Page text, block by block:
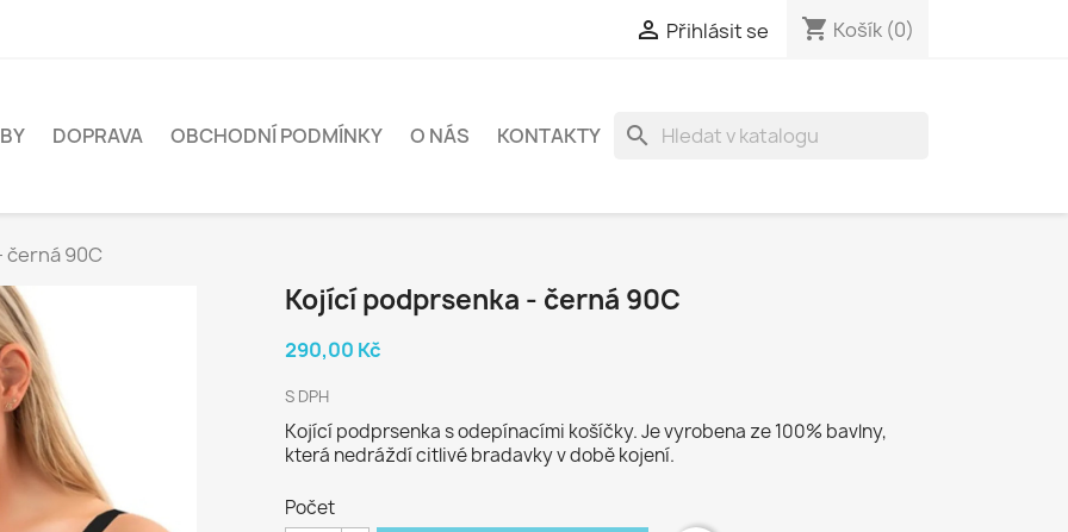
 Přihlásit se shopping_cart Košík (0)
DOPRAVA OBCHODNÍ PODMÍNKY O NÁS KONTAKTY search
černá 90C
Kojící podprsenka - černá 90C
290,00 Kč
S DPH
Kojící podprsenka s odepínacími košíčky. Je vyrobena ze 100% bavlny,
která nedráždí citlivé bradavky v době kojení.
Počet